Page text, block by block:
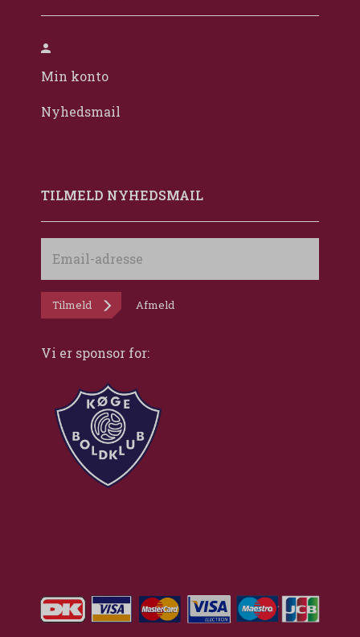
Min konto
Nyhedsmail
TILMELD NYHEDSMAIL
adresse
Tilmeld Afmeld
Vi er sponsor for: